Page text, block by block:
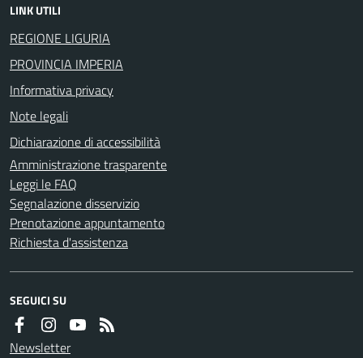
LINK UTILI
REGIONE LIGURIA
PROVINCIA IMPERIA
Informativa privacy
Note legali
Dichiarazione di accessibilità
Amministrazione trasparente
Leggi le FAQ
Segnalazione disservizio
Prenotazione appuntamento
Richiesta d'assistenza
SEGUICI SU
Newsletter